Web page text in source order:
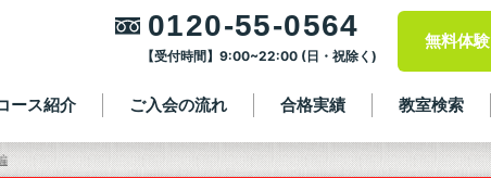
0120-55-0564
【受付時間】9:00~22:00 (日・祝除く)
無料体験
ース紹介 ご入会の流れ 合格実績 教室検索